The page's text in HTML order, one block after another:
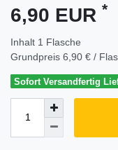
6,90 EUR *
Inhalt 1 Flasche
Grundpreis 6,90 € /
Sofort Versandfertig